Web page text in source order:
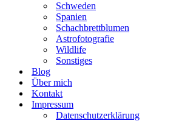
Schweden
Spanien
Schachbrettblumen
Astrofotografie
Wildlife
Sonstiges
Blog
Über mich
Kontakt
Impressum
Datenschutzerklärung